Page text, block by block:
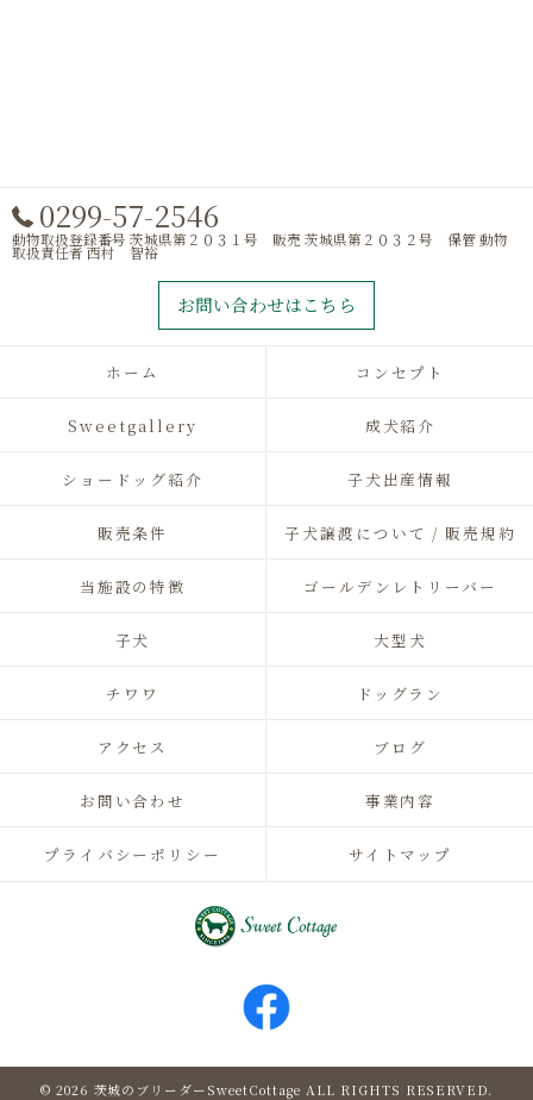
0299-57-2546
動物取扱登録番号 茨城県第２０３１号 販売 茨城県第２０３２号 保管 動物
取扱責任者 西村 智裕
お問い合わせはこちら
ホーム コンセプト
Sweetgallery 成犬紹介
ショードッグ紹介 子犬出産情報
販売条件 子犬譲渡について / 販売規約
当施設の特徴 ゴールデンレトリーバー
子犬 大型犬
チワワ ドッグラン
アクセス ブログ
お問い合わせ 事業内容
プライバシーポリシー サイトマップ
© 2026 茨城のブリーダーSweetCottage ALL RIGHTS RESERVED.